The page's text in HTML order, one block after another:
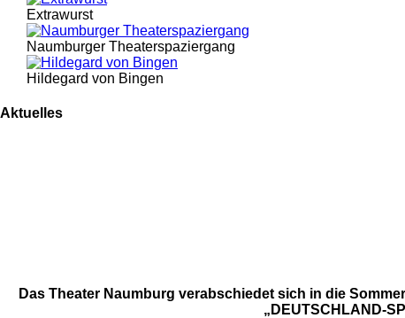
Extrawurst
Naumburger Theaterspaziergang
Hildegard von Bingen
Aktuelles
Das Theater Naumburg verabschiedet sich in die
„DEUTSCHLAND-